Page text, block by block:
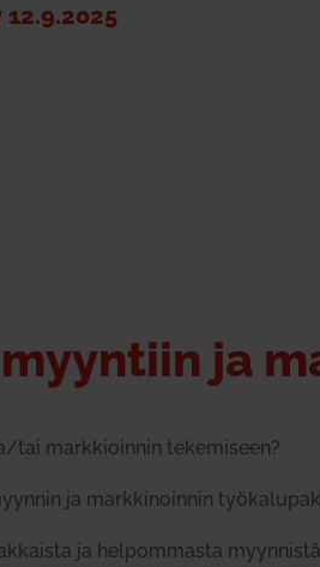
myyntiin ja
tai mark­kioinnin teke­miseen?
ja mark­ki­noinnin
ja hel­pom­masta